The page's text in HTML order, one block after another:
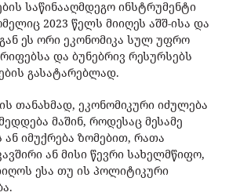
საწინააღმდეგო ინსტრუმენტი
2023 წელს მიიღეს აშშ-ისა და
ეს ორი ეკონომიკა სულ უფრო
და ბუნებრივ რესურსებს
გასატარებლად.
თანახმად, ეკონომიკური იძულება
მაშინ, როდესაც მესამე
ან იმუქრება ზომებით, რათა
ან მისი წევრი სახელმწიფო,
ესა თუ ის პოლიტიკური